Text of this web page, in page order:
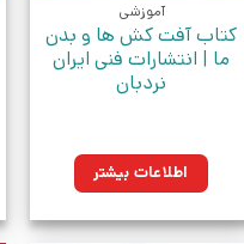
آموزشی
کتاب آفت کش ها و بدن
ما | انتشارات فنی ایران
نردبان
اطلاعات بیشتر